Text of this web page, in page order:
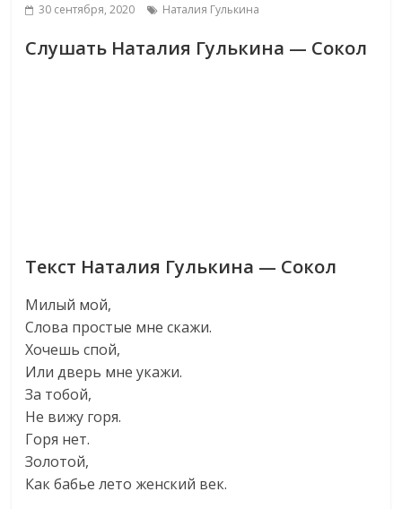
30 сентября, 2020 Наталия Гулькина
Слушать Наталия Гулькина — Сокол
Текст Наталия Гулькина — Сокол
Милый мой,
Слова простые мне скажи.
Хочешь спой,
Или дверь мне укажи.
За тобой,
Не вижу горя.
Горя нет.
Золотой,
Как бабье лето женский век.